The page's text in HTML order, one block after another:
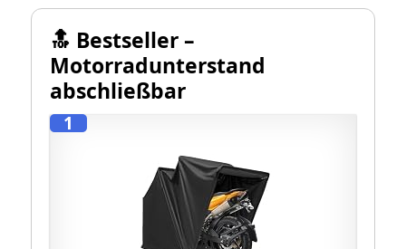
🔝 Bestseller –
Motorradunterstand
abschließbar
1